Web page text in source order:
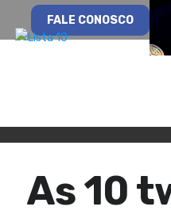
FALE CONOSCO
As 10